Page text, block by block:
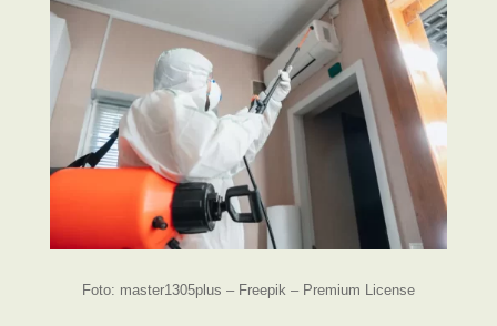
Foto: master1305plus – Freepik – Premium License